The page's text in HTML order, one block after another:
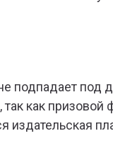
подпадает под
как
издательская